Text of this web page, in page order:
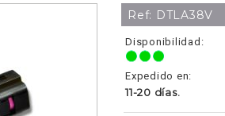
Ref: DTLA38V
Disponibilidad:
Expedido en:
11-20 días.